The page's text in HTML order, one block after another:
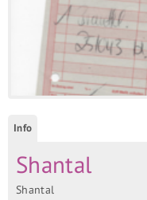
Info
Shantal
Shantal